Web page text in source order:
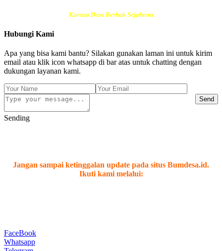
Karena Desa Berhak Sejahtera
Hubungi Kami
Apa yang bisa kami bantu? Silakan gunakan laman ini untuk kirim
email atau klik icon whatsapp di bar atas untuk chatting dengan
dukungan layanan kami.
Send
Sending
Jangan sampai ketinggalan update pada situs Bumdesa.id.
Ikuti kami melalui:
FaceBook
Whatsapp